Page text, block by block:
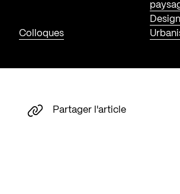
Colloques
Partager l'article